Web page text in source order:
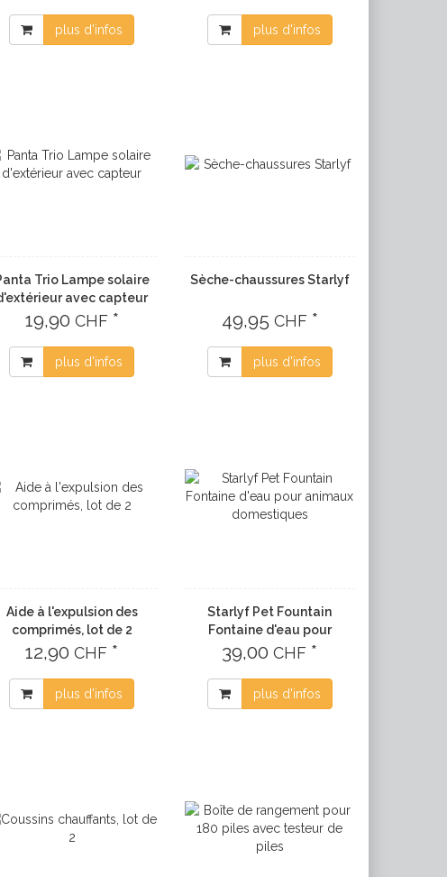
plus d'infos plus d'infos
Trio Lampe solaire
avec capteur
19,90 CHF *
plus d'infos
Sèche-chaussures Starlyf
49,95 CHF *
plus d'infos
Aide à l'expulsion des
comprimés, lot de 2
12,90CHF *
plus d'infos
Starlyf Pet Fountain
Fontaine d'eau pour
animaux domestiques
39,00CHF *
plus d'infos